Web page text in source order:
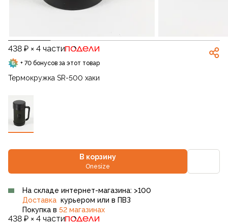
438 ₽ × 4 части
+ 70 бонусов за этот товар
Термокружка SR-500 хаки
В корзину
Onesize
На складе интернет-магазина: >100
Доставка курьером или в ПВЗ
Покупка в 52 магазинах
438 ₽ × 4 части